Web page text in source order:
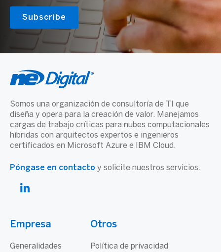
Somos una organización de consultoría de TI que
diseña y opera para la creación de valor. Manejamos
cargas de trabajo críticas para nubes computacionales
híbridas con arquitectos expertos e ingenieros
certificados en Microsoft Azure e IBM Cloud.
Póngase en contacto y solicite nuestros servicios.
Empresa
Generalidades
Otros
Política de privacidad